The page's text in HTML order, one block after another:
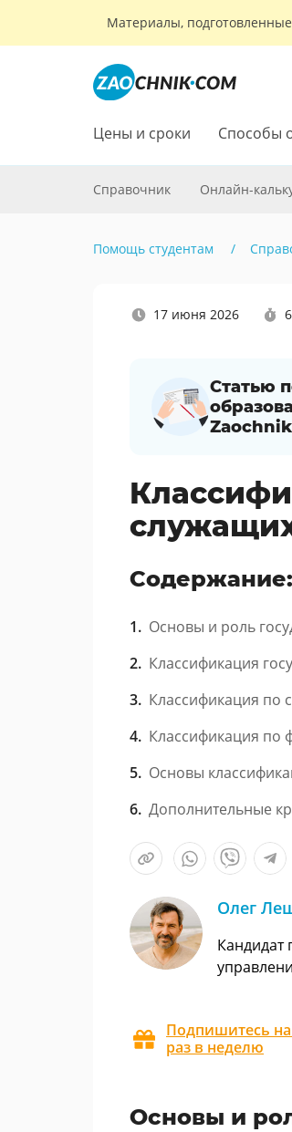
Материалы,
Цены и сроки Способы
Справочник Онлайн-
Помощь студентам
17 июня 2026
Статью
Содержание:
Основы и роль
Классификация
Классификация по
Классификация по
Основы
Дополнительные
Олег
Кандидат
Подпишитесь
раз в неделю
Основы и